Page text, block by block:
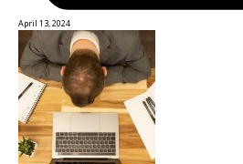
April 13, 2024